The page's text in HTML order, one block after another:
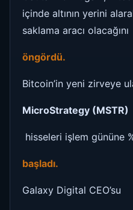
içinde altının yerini
saklama aracı olacağını
öngördü.
Bitcoin’in yeni zirveye
MicroStrategy (MSTR)
hisseleri işlem gününe
başladı.
Galaxy Digital CEO’su